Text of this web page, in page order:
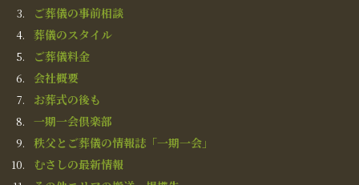
ご葬儀の事前相談
葬儀のスタイル
ご葬儀料金
会社概要
お葬式の後も
一期一会倶楽部
秩父とご葬儀の情報誌「一期一会」
むさしの最新情報